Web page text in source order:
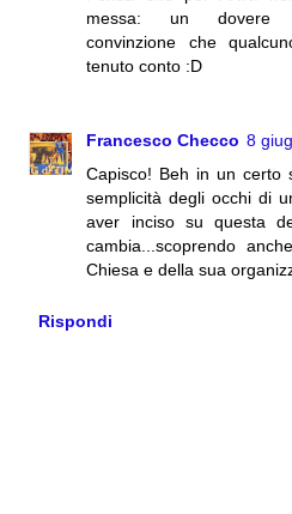
messa: un dovere
convinzione che
tenuto conto :D
Francesco Checco 8
Capisco! Beh in un certo
semplicità degli occhi di
aver inciso su questa
cambia...scoprendo
Chiesa e della sua
Rispondi